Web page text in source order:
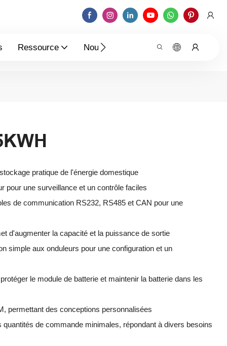
Ressource Nouvelles Contactez-Nous
pratique de l'énergie domestique
pour une surveillance et un contrôle faciles
de communication RS232, RS485 et CAN pour une
d'augmenter la capacité et la puissance de sortie
simple aux onduleurs pour une configuration et un
le module de batterie et maintenir la batterie dans les
permettant des conceptions personnalisées
quantités de commande minimales, répondant à divers besoins